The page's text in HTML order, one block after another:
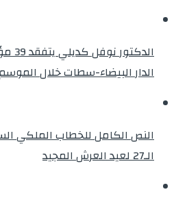
الدار البيضاء-سطات خلال الموسم
النص الكامل للخطاب الملكي
الـ27 لعيد العرش المجيد